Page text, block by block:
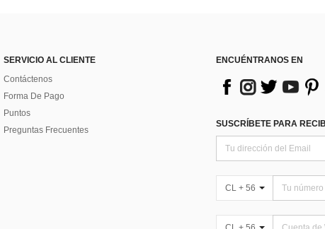
SERVICIO AL CLIENTE
Contáctenos
Forma De Pago
Puntos
Preguntas Frecuentes
ENCUÉNTRANOS EN
SUSCRÍBETE PARA
CL + 56